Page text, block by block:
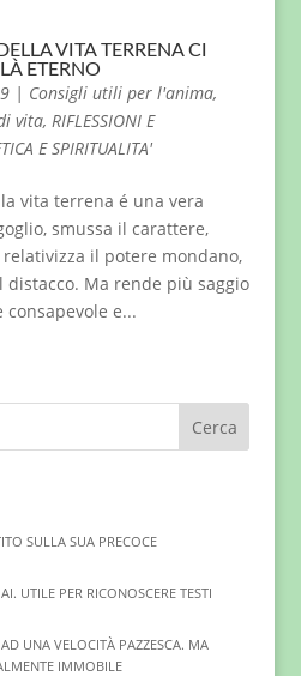
VITA TERRENA CI
ETERNO
| Consigli utili per l'anima,
vita, RIFLESSIONI E
E SPIRITUALITA'
vita terrena é una vera
smussa il carattere,
il potere mondano,
Ma rende più saggio
e...
Cerca
SULLA SUA PRECOCE
UTILE PER RICONOSCERE TESTI
UNA VELOCITÀ PAZZESCA. MA
IMMOBILE